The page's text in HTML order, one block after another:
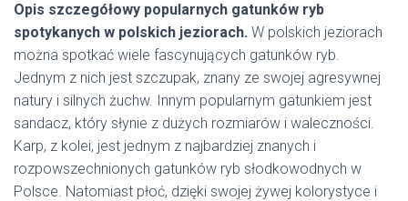
Opis szczegółowy popularnych gatunków ryb
spotykanych w polskich jeziorach. W polskich jeziorach
można spotkać wiele fascynujących gatunków ryb.
Jednym z nich jest szczupak, znany ze swojej agresywnej
natury i silnych żuchw. Innym popularnym gatunkiem jest
sandacz, który słynie z dużych rozmiarów i waleczności.
Karp, z kolei, jest jednym z najbardziej znanych i
rozpowszechnionych gatunków ryb słodkowodnych w
Polsce. Natomiast płoć, dzięki swojej żywej kolorystyce i